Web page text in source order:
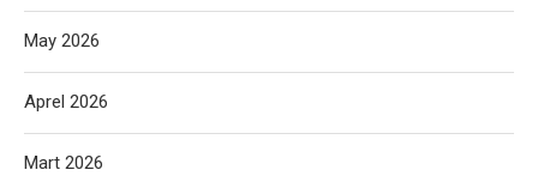
May 2026
Aprel 2026
Mart 2026